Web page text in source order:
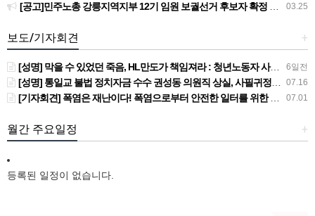
03.25
[공고]민주노총 강릉지역지부 12기 임원 보궐선거 후보자 확정 공고
+
보도/기자회견
6일전
[성명] 막을 수 있었던 죽음, HL만도가 책임져라 : 청년노동자 사망사고의 철저한 진상규명과 재발방지 대책 마련하라
07.16
[성명] 통일교 불법 정치자금 수수 권성동 의원직 상실, 사필귀정이다
07.01
[기자회견] 폭염은 재난이다! 폭염으로부터 안전한 일터를 위한 민주노총 강원지역본부 폭염감시단 선포 기자회견
+
월간 주요일정
등록된 일정이 없습니다.